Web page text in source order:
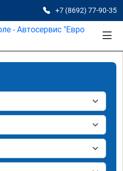
+7 (8692) 77-90-35